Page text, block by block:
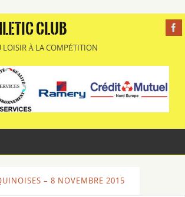
CLUB
LOISIR À LA COMPÉTITION
– 8 NOVEMBRE 2015